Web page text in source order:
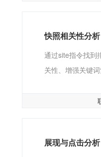
快照相关性分析
通过site指令找到
关性、增强关键
展现与点击分析